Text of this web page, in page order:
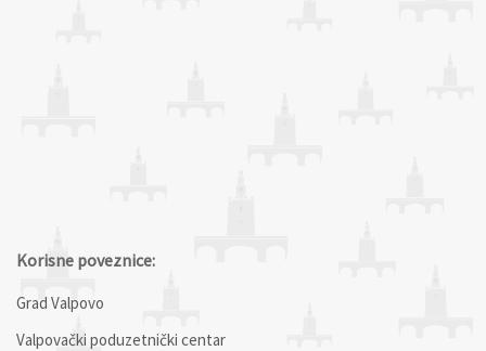
Korisne poveznice:
Grad Valpovo
Valpovački poduzetnički centar